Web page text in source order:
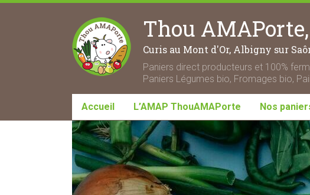
Thou
Curis au Mont d'Or, Albigny sur
Paniers direct producteurs et 100%
Paniers Légumes bio, Fromages bio,
Accueil L’AMAP ThouAMAPorte Nos